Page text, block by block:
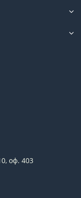
оф. 403